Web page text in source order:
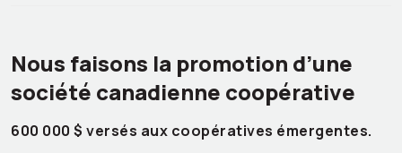
Nous faisons la promotion d’une
société canadienne coopérative
600 000 $ versés aux coopératives émergentes.